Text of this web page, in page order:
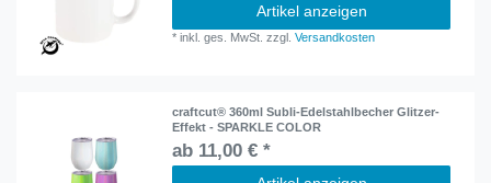
Artikel anzeigen
*inkl. ges. MwSt. zzgl.Versandkosten
craftcut® 360ml Subli-Edelstahlbecher Glitzer-
Effekt - SPARKLE COLOR
ab 11,00 € *